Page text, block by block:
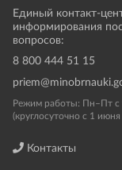
Единый контакт-
информирования
вопросов:
8 800 444 51 15
Режим работы: Пн–Пт с
(круглосуточно с 1
Контакты